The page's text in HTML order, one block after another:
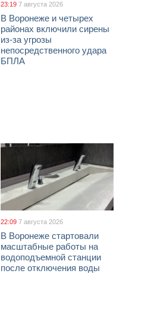
23:19 7 августа 2026
В Воронеже и четырех
районах включили сирены
из-за угрозы
непосредственного удара
БПЛА
22:09 7 августа 2026
В Воронеже стартовали
масштабные работы на
водоподъемной станции
после отключения воды